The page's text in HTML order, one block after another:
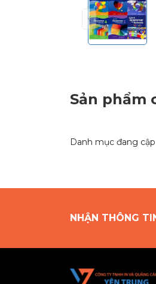
Sản phẩm
Danh mục đang
NHẬN THÔNG